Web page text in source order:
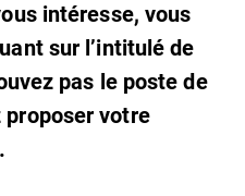
intéresse, vous
sur l’intitulé de
pas le poste de
proposer votre